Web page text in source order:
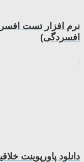
نرم افزار تست
افسردگی)
دانلود پاورپوینت